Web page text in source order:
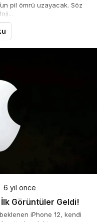
pil ömrü uzayacak. Söz
6 yıl önce
Görüntüler Geldi!
iPhone 12, kendi